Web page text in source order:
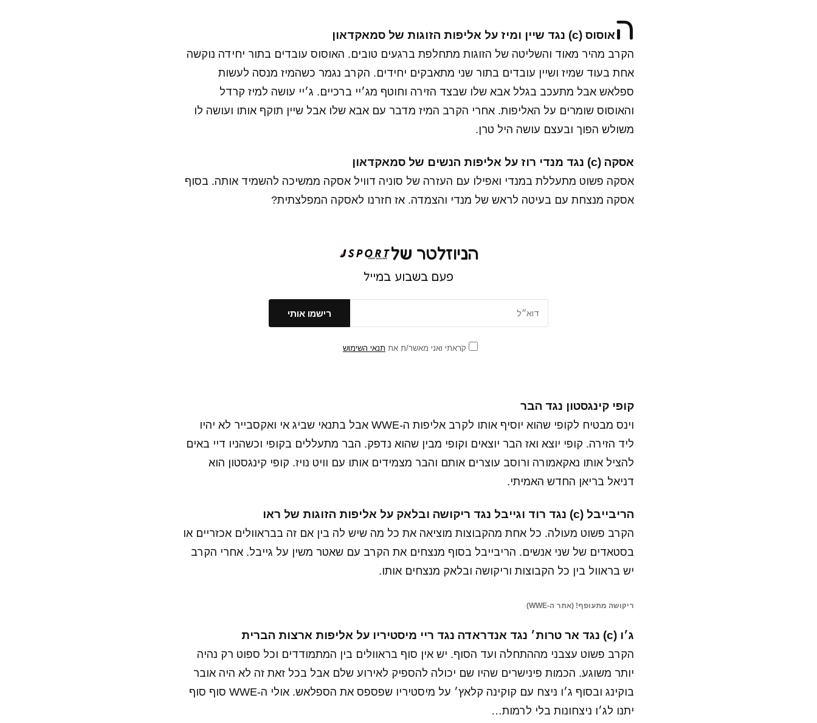
האוסוס (c) נגד שיין ומיז על אליפות הזוגות של סמאקדאון
הקרב מהיר מאוד והשליטה של הזוגות מתחלפת ברגעים טובים. האוסוס עובדים בתור יחידה נוקשה
אחת בעוד שמיז ושיין עובדים בתור שני מתאבקים יחידים. הקרב נגמר כשהמיז מנסה לעשות
ספלאש אבל מתעכב בגלל אבא שלו שבצד הזירה וחוטף מג׳יי ברכיים. ג׳יי עושה למיז קרדל
והאוסוס שומרים על האליפות. אחרי הקרב המיז מדבר עם אבא שלו אבל שיין תוקף אותו ועושה לו
משולש הפוך ובעצם עושה היל טרן.
אסקה (c) נגד מנדי רוז על אליפות הנשים של סמאקדאון
אסקה פשוט מתעללת במנדי ואפילו עם העזרה של סוניה דוויל אסקה ממשיכה להשמיד אותה. בסוף
אסקה מנצחת עם בעיטה לראש של מנדי והצמדה. אז חזרנו לאסקה המפלצתית?
הניוזלטר של
פעם בשבוע במייל
קראתי ואני מאשר/ת את תנאי השימוש
קופי קינגסטון נגד הבר
וינס מבטיח לקופי שהוא יוסיף אותו לקרב אליפות ה-WWE אבל בתנאי שביג אי ואקסבייר לא יהיו
ליד הזירה. קופי יוצא ואז הבר יוצאים וקופי מבין שהוא נדפק. הבר מתעללים בקופי וכשהניו דיי באים
להציל אותו נאקאמורה ורוסב עוצרים אותם והבר מצמידים אותו עם וויט נויז. קופי קינגסטון הוא
דניאל בריאן החדש האמיתי.
הריבייבל (c) נגד רוד וגייבל נגד ריקושה ובלאק על אליפות הזוגות של ראו
הקרב פשוט מעולה. כל אחת מהקבוצות מוציאה את כל מה שיש לה בין אם זה בבראוולים אכזריים או
בסטאדים של שני אנשים. הריבייבל בסוף מנצחים את הקרב עם שאטר משין על גייבל. אחרי הקרב
יש בראוול בין כל הקבוצות וריקושה ובלאק מנצחים אותו.
ריקושה מתעופף! (אתר ה-WWE)
ג׳ו (c) נגד אר טרות׳ נגד אנדראדה נגד ריי מיסטיריו על אליפות ארצות הברית
הקרב פשוט עצבני מההתחלה ועד הסוף. יש אין סוף בראוולים בין המתמודדים וכל ספוט רק נהיה
יותר משוגע. הכמות פינישרים שהיו שם יכולה להספיק לאירוע שלם אבל בכל זאת זה לא היה אובר
בוקינג ובסוף ג׳ו ניצח עם קוקינה קלאץ׳ על מיסטיריו שפספס את הספלאש. אולי ה-WWE סוף סוף
יתנו לג׳ו ניצחונות בלי לרמות…